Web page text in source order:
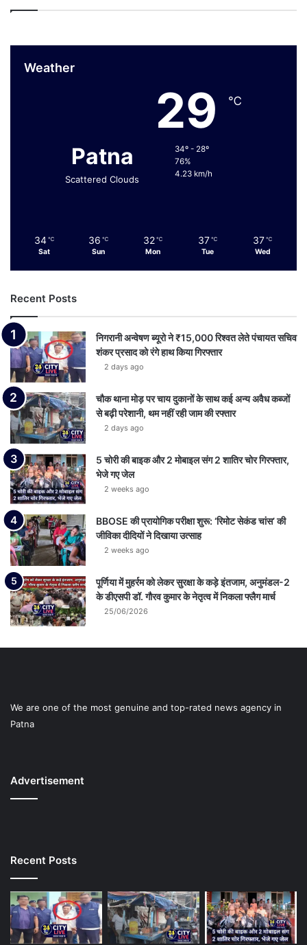
Weather
Patna
Scattered Clouds
29 ℃
34º - 28º
76%
4.23 km/h
34 ℃
Sat
36 ℃
Sun
32 ℃
Mon
37 ℃
Tue
37 ℃
Wed
Recent Posts
निगरानी अन्वेषण ब्यूरो ने ₹15,000 रिश्वत लेते पंचायत सचिव
शंकर प्रसाद को रंगे हाथ किया गिरफ्तार
2 days ago
चौक थाना मोड़ पर चाय दुकानों के साथ कई अन्य अवैध कब्जों
से बढ़ी परेशानी, थम नहीं रही जाम की रफ्तार
2 days ago
5 चोरी की बाइक और 2 मोबाइल संग 2 शातिर चोर गिरफ्तार,
भेजे गए जेल
2 weeks ago
BBOSE की प्रायोगिक परीक्षा शुरू: ‘रिमोट सेकंड चांस’ की
जीविका दीदियों ने दिखाया उत्साह
2 weeks ago
पूर्णिया में मुहर्रम को लेकर सुरक्षा के कड़े इंतजाम, अनुमंडल-2
के डीएसपी डॉ. गौरव कुमार के नेतृत्व में निकला फ्लैग मार्च
25/06/2026
We are one of the most genuine and top-rated news agency in
Patna
Advertisement
Recent Posts